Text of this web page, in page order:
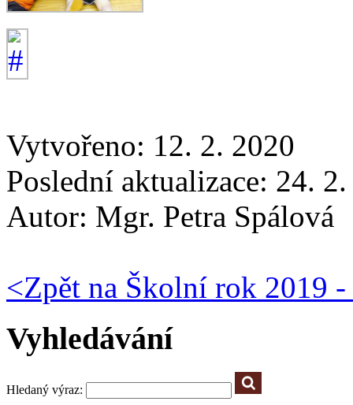
Vytvořeno: 12. 2. 2020
Poslední aktualizace: 24.
Autor: Mgr. Petra Spálová
<Zpět na Školní rok 2019 -
Vyhledávání
Hledaný výraz: